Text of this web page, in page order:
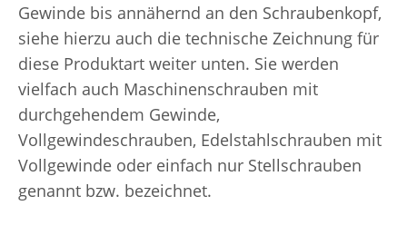
Gewinde bis annähernd an den Schraubenkopf,
siehe hierzu auch die technische Zeichnung für
diese Produktart weiter unten. Sie werden
vielfach auch Maschinenschrauben mit
durchgehendem Gewinde,
Vollgewindeschrauben, Edelstahlschrauben mit
Vollgewinde oder einfach nur Stellschrauben
genannt bzw. bezeichnet.